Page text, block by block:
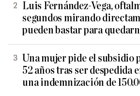
Luis Fernández-Vega,
segundos mirando
pueden bastar para
Una mujer pide el subsidio
52 años tras ser despedida
una indemnización de